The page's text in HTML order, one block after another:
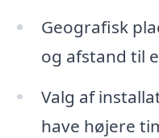
Geografisk
og afstand til
Valg af
have højere